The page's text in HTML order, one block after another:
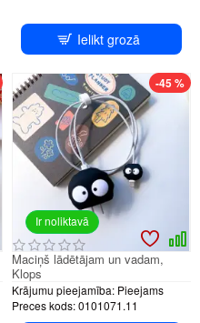
Ielikt grozā
Ir noliktavā
-45 %
Krājumu pieejamība: Pieejams
Preces kods:0101071.11
Maciņš lādētājam un vadam,
Klops